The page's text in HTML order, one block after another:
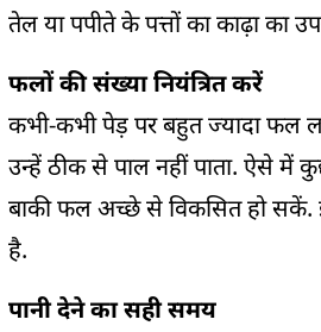
तेल या पपीते के पत्तों का काढ़ा का
फलों की संख्या नियंत्रित करें
कभी-कभी पेड़ पर बहुत ज्यादा फल
उन्हें ठीक से पाल नहीं पाता. ऐसे में
बाकी फल अच्छे से विकसित हो सकें.
है.
पानी देने का सही समय